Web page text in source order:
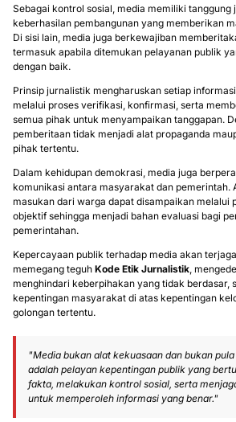
Sebagai kontrol sosial, media memiliki tanggung
keberhasilan pembangunan yang memberikan
Di sisi lain, media juga berkewajiban
termasuk apabila ditemukan pelayanan publik
dengan baik.
Prinsip jurnalistik mengharuskan setiap
melalui proses verifikasi, konfirmasi, serta
semua pihak untuk menyampaikan tanggapan.
pemberitaan tidak menjadi alat propaganda
pihak tertentu.
Dalam kehidupan demokrasi, media juga
komunikasi antara masyarakat dan pemerintah.
masukan dari warga dapat disampaikan melalui
objektif sehingga menjadi bahan evaluasi bagi
pemerintahan.
Kepercayaan publik terhadap media akan
memegang teguh Kode Etik Jurnalistik,
menghindari keberpihakan yang tidak berdasar,
kepentingan masyarakat di atas kepentingan
golongan tertentu.
"Media bukan alat kekuasaan dan bukan
adalah pelayan kepentingan publik yang
fakta, melakukan kontrol sosial, serta
untuk memperoleh informasi yang benar."